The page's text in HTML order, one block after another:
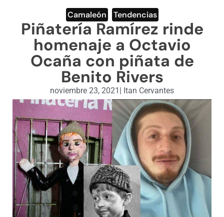
ENGLISH SECTION
VIDEOS
Camaleón Tendencias
Piñatería Ramírez rinde
homenaje a Octavio
Ocaña con piñata de
Benito Rivers
noviembre 23, 2021 | Itan Cervantes